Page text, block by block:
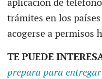
aplicación de
trámites en los
acogerse a permisos
TE PUEDE
prepara para